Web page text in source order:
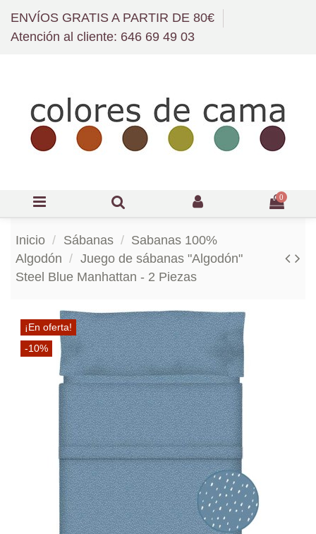
ENVÍOS GRATIS A PARTIR DE 80€
Atención al cliente: 646 69 49 03
0
Inicio Sábanas
Sabanas 100%
Algodón
Juego de sábanas "Algodón"
Steel Blue Manhattan - 2 Piezas
¡En oferta!
-10%